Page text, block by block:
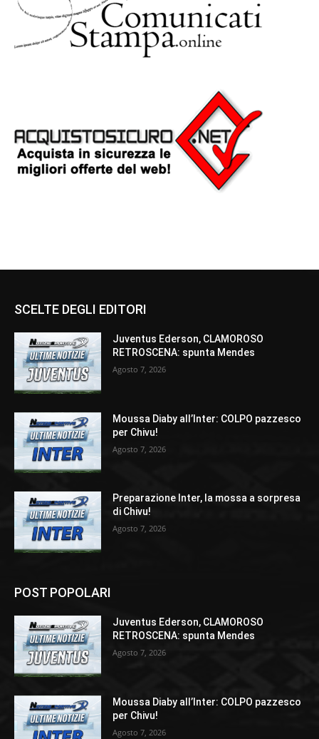
SCELTE DEGLI EDITORI
Juventus Ederson, CLAMOROSO
RETROSCENA: spunta Mendes
Agosto 7, 2026
Moussa Diaby all’Inter: COLPO pazzesco
per Chivu!
Agosto 7, 2026
Preparazione Inter, la mossa a sorpresa
di Chivu!
Agosto 7, 2026
POST POPOLARI
Juventus Ederson, CLAMOROSO
RETROSCENA: spunta Mendes
Agosto 7, 2026
Moussa Diaby all’Inter: COLPO pazzesco
per Chivu!
Agosto 7, 2026